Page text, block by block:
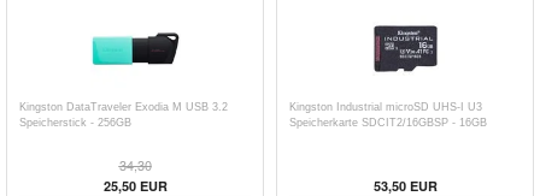
Kingston DataTraveler Exodia M USB 3.2
Speicherstick - 256GB
34,30
25,50EUR
Kingston Industrial microSD UHS-I U3
Speicherkarte SDCIT2/16GBSP - 16GB
53,50EUR